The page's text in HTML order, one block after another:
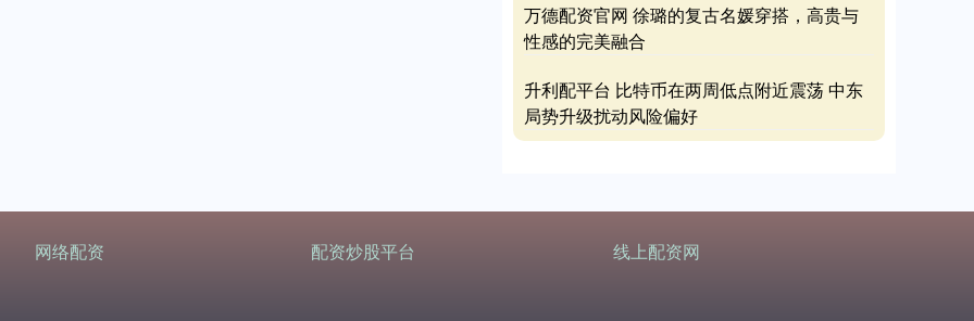
万德配资官网 徐璐的复古名媛穿搭，高贵与
性感的完美融合
升利配平台 比特币在两周低点附近震荡 中东
局势升级扰动风险偏好
网络配资 配资炒股平台 线上配资网